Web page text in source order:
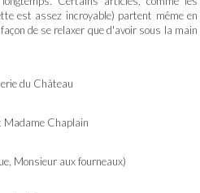
est assez incroyable) partent même en
de se relaxer que d'avoir sous la main
du Château
Madame Chaplain
Monsieur aux fourneaux)